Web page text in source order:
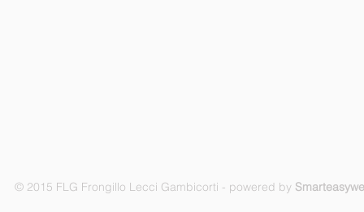
© 2015 FLG Frongillo Lecci Gambicorti - powered by